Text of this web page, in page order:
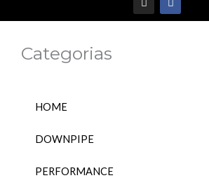
n
s
a
c
Categorias
HOME
DOWNPIPE
PERFORMANCE